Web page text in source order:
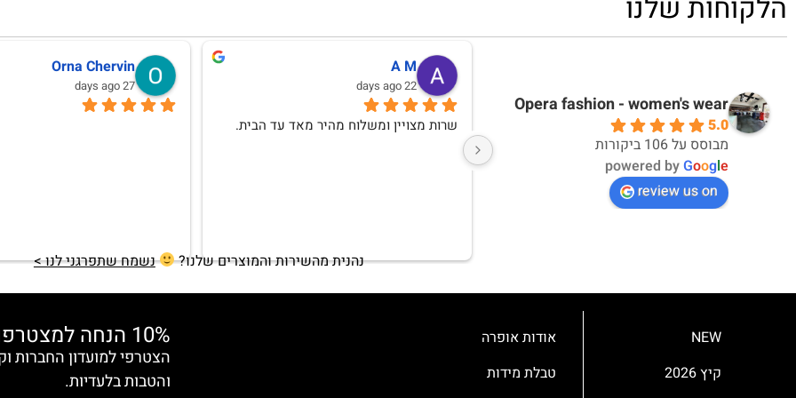
Opera fashion - women's wear
5.0
מבוסס על 106 ביקורות
powered byGoogle
review us on
אחלה חוויית קנייה ואחלה מוצרים
אילנה וגמן
10 months ago
Anat Weksler
10 months ago
נהנית מהשירות והמוצרים שלנו? נשמח שתפרגני לנו >
NEW
קיץ 2026
אודות אופרה
טבלת מידות
10% הנחה למצטרפות חדשות
והטבות בלעדיות.